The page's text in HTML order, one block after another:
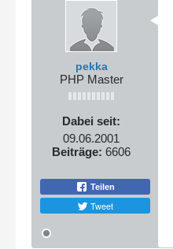
pekka
PHP Master
Dabei seit:
09.06.2001
Beiträge: 6606
Teilen
Tweet